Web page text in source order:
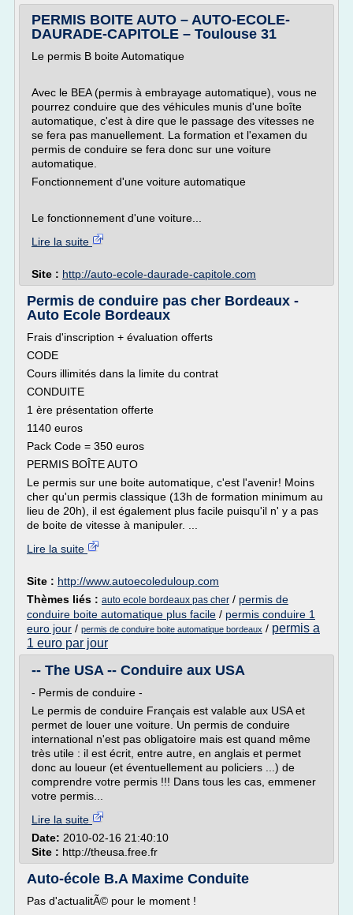
PERMIS BOITE AUTO – AUTO-ECOLE-
DAURADE-CAPITOLE – Toulouse 31
Le permis B boite Automatique
Avec le BEA (permis à embrayage automatique), vous ne
pourrez conduire que des véhicules munis d'une boîte
automatique, c'est à dire que le passage des vitesses ne
se fera pas manuellement. La formation et l'examen du
permis de conduire se fera donc sur une voiture
automatique.
Fonctionnement d'une voiture automatique
Le fonctionnement d'une voiture...
Lire la suite
Site : http://auto-ecole-daurade-capitole.com
Permis de conduire pas cher Bordeaux -
Auto Ecole Bordeaux
Frais d'inscription + évaluation offerts
CODE
Cours illimités dans la limite du contrat
CONDUITE
1 ère présentation offerte
1140 euros
Pack Code = 350 euros
PERMIS BOÎTE AUTO
Le permis sur une boite automatique, c'est l'avenir! Moins
cher qu'un permis classique (13h de formation minimum au
lieu de 20h), il est également plus facile puisqu'il n' y a pas
de boite de vitesse à manipuler. ...
Lire la suite
Site : http://www.autoecoleduloup.com
Thèmes liés : auto ecole bordeaux pas cher / permis de
conduire boite automatique plus facile / permis conduire 1
euro jour / permis de conduire boite automatique bordeaux / permis a
1 euro par jour
-- The USA -- Conduire aux USA
- Permis de conduire -
Le permis de conduire Français est valable aux USA et
permet de louer une voiture. Un permis de conduire
international n'est pas obligatoire mais est quand même
très utile : il est écrit, entre autre, en anglais et permet
donc au loueur (et éventuellement au policiers ...) de
comprendre votre permis !!! Dans tous les cas, emmener
votre permis...
Lire la suite
Date: 2010-02-16 21:40:10
Site : http://theusa.free.fr
Auto-école B.A Maxime Conduite
Pas d'actualitÃ© pour le moment !